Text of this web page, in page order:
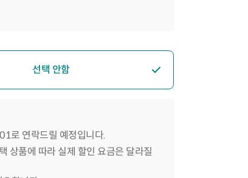
선택 안함
로 연락드릴 예정입니다.
상품에 따라 실제 할인 요금은 달라질